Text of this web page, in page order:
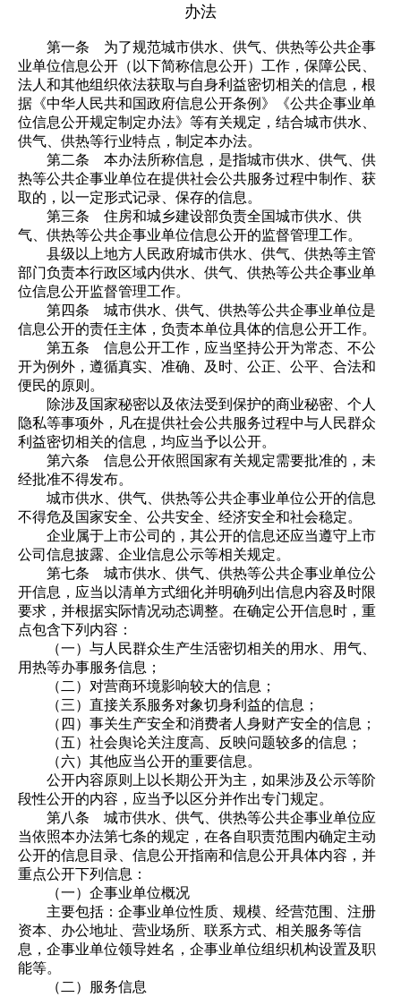
办法
第一条 为了规范城市供水、供气、供热等公共企事
业单位信息公开（以下简称信息公开）工作，保障公民、
法人和其他组织依法获取与自身利益密切相关的信息，根
据《中华人民共和国政府信息公开条例》《公共企事业单
位信息公开规定制定办法》等有关规定，结合城市供水、
供气、供热等行业特点，制定本办法。
第二条 本办法所称信息，是指城市供水、供气、供
热等公共企事业单位在提供社会公共服务过程中制作、获
取的，以一定形式记录、保存的信息。
第三条 住房和城乡建设部负责全国城市供水、供
气、供热等公共企事业单位信息公开的监督管理工作。
县级以上地方人民政府城市供水、供气、供热等主管
部门负责本行政区域内供水、供气、供热等公共企事业单
位信息公开监督管理工作。
第四条 城市供水、供气、供热等公共企事业单位是
信息公开的责任主体，负责本单位具体的信息公开工作。
第五条 信息公开工作，应当坚持公开为常态、不公
开为例外，遵循真实、准确、及时、公正、公平、合法和
便民的原则。
除涉及国家秘密以及依法受到保护的商业秘密、个人
隐私等事项外，凡在提供社会公共服务过程中与人民群众
利益密切相关的信息，均应当予以公开。
第六条 信息公开依照国家有关规定需要批准的，未
经批准不得发布。
城市供水、供气、供热等公共企事业单位公开的信息
不得危及国家安全、公共安全、经济安全和社会稳定。
企业属于上市公司的，其公开的信息还应当遵守上市
公司信息披露、企业信息公示等相关规定。
第七条 城市供水、供气、供热等公共企事业单位公
开信息，应当以清单方式细化并明确列出信息内容及时限
要求，并根据实际情况动态调整。在确定公开信息时，重
点包含下列内容：
（一）与人民群众生产生活密切相关的用水、用气、
用热等办事服务信息；
（二）对营商环境影响较大的信息；
（三）直接关系服务对象切身利益的信息；
（四）事关生产安全和消费者人身财产安全的信息；
（五）社会舆论关注度高、反映问题较多的信息；
（六）其他应当公开的重要信息。
公开内容原则上以长期公开为主，如果涉及公示等阶
段性公开的内容，应当予以区分并作出专门规定。
第八条 城市供水、供气、供热等公共企事业单位应
当依照本办法第七条的规定，在各自职责范围内确定主动
公开的信息目录、信息公开指南和信息公开具体内容，并
重点公开下列信息：
（一）企事业单位概况
主要包括：企事业单位性质、规模、经营范围、注册
资本、办公地址、营业场所、联系方式、相关服务等信
息，企事业单位领导姓名，企事业单位组织机构设置及职
能等。
（二）服务信息